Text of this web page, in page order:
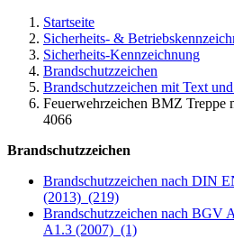
Startseite
Sicherheits- &
Sicherheits-Kennzeichnung
Brandschutzzeichen
Brandschutzzeichen mit Text
Feuerwehrzeichen BMZ Treppe
4066
Brandschutzzeichen
Brandschutzzeichen nach DIN
(2013) (219)
Brandschutzzeichen nach BGV
A1.3 (2007) (1)